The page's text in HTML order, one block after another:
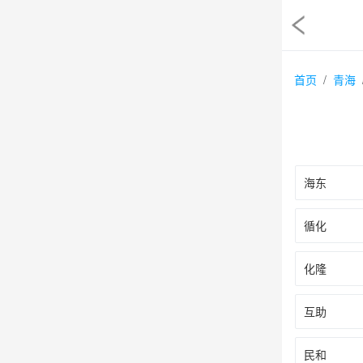
首页 青海
海东
循化
化隆
互助
民和